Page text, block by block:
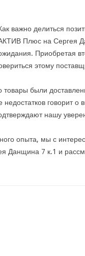
важно делиться
Плюс на Сергея
Приобретая
этому
товары были
недостатков говорит
нашу
опыта, мы с
Данщина 7 к.1 и